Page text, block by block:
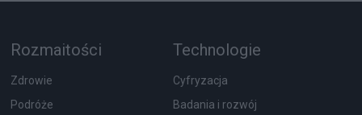
Rozmaitości
Zdrowie
Podróże
Technologie
Cyfryzacja
Badania i rozwój